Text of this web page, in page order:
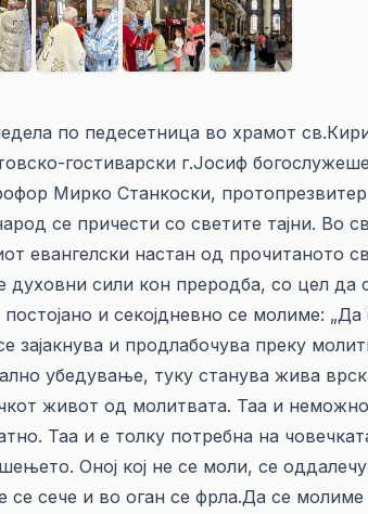
по педесетница во храмот
гостиварски г.Јосиф
Мирко Станкоски,
се причести со светите тајни. Во
евангелски настан од прочитаното
духовни сили кон преродба, со цел
и секојдневно се молиме: „Да
зајакнува и продлабочува преку
убедување, туку станува жива
живот од молитвата. Таа и
Таа и е толку потребна на
Оној кој не се моли, се
сече и во оган се фрла.Да се